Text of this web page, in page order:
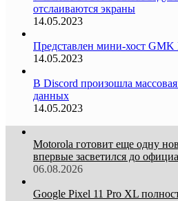
отслаиваются экраны
14.05.2023
Представлен мини-хост GMK
14.05.2023
В Discord произошла массовая
данных
14.05.2023
Motorola готовит еще одну
впервые засветился до
06.08.2026
Google Pixel 11 Pro XL